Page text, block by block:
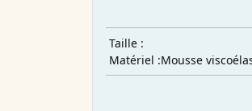
Taille :
Matériel :